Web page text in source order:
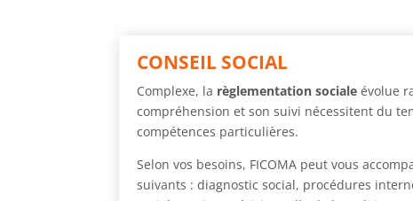
CONSEIL SOCIAL
Complexe, la règlementation sociale évolue
compréhension et son suivi nécessitent du
compétences particulières.
Selon vos besoins, FICOMA peut vous
suivants : diagnostic social, procédures